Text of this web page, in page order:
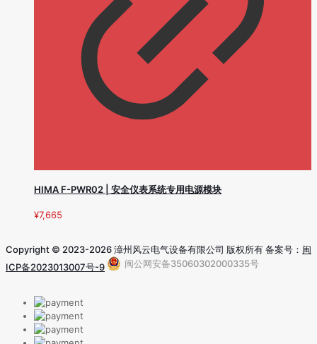
HIMA F-PWR02 | 安全仪表系统专用电源模块
¥7,665
Copyright © 2023-2026 漳州风云电气设备有限公司 版权所有 备案号： 闽
ICP备2023013007号-9
闽公网安备35060302000335号